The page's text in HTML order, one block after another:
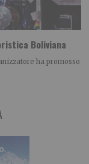
Boliviana
ha promosso